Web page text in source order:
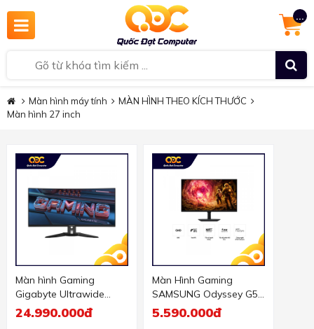
...
Màn hình máy tính
MÀN HÌNH THEO KÍCH THƯỚC
Màn hình 27 inch
Màn hình Gaming
Gigabyte Ultrawide
MO34WQC2 (34 inch/
2K/ OLED/ 240Hz/
24.990.000đ
Màn Hình Gaming
SAMSUNG Odyssey G5
G50F LS27FG502EEXXV
(27 inch - IPS - 2K -
5.590.000đ